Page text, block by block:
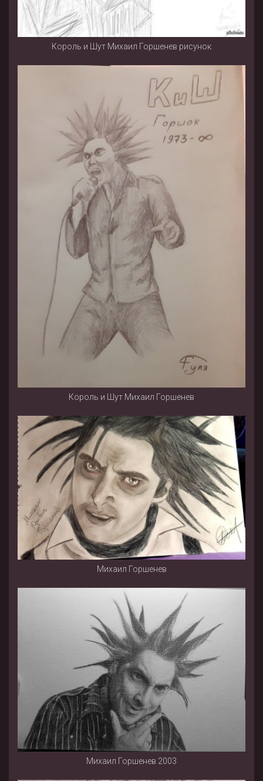
Король и Шут Михаил Горшенев рисунок
Король и Шут Михаил Горшенев
Михаил Горшенев
Михаил Горшенев 2003